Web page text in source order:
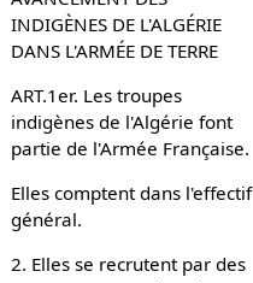
INDIGÈNES DE L'ALGÉRIE
DANS L'ARMÉE DE TERRE
ART.1er. Les troupes
indigènes de l'Algérie font
partie de l'Armée Française.
Elles comptent dans l'effectif
général.
2. Elles se recrutent par des